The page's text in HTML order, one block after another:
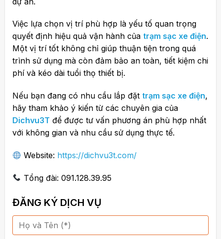
Việc lựa chọn vị trí phù hợp là yếu tố quan trọng
quyết định hiệu quả vận hành của trạm sạc xe điện.
Một vị trí tốt không chỉ giúp thuận tiện trong quá
trình sử dụng mà còn đảm bảo an toàn, tiết kiệm chi
phí và kéo dài tuổi thọ thiết bị.
Nếu bạn đang có nhu cầu lắp đặt trạm sạc xe điện,
hãy tham khảo ý kiến từ các chuyên gia của
Dichvu3T để được tư vấn phương án phù hợp nhất
với không gian và nhu cầu sử dụng thực tế.
Website: https://dichvu3t.com/
Tổng đài: 091.128.39.95
ĐĂNG KÝ DỊCH VỤ